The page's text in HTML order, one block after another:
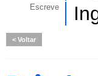
Escreve
Voltar